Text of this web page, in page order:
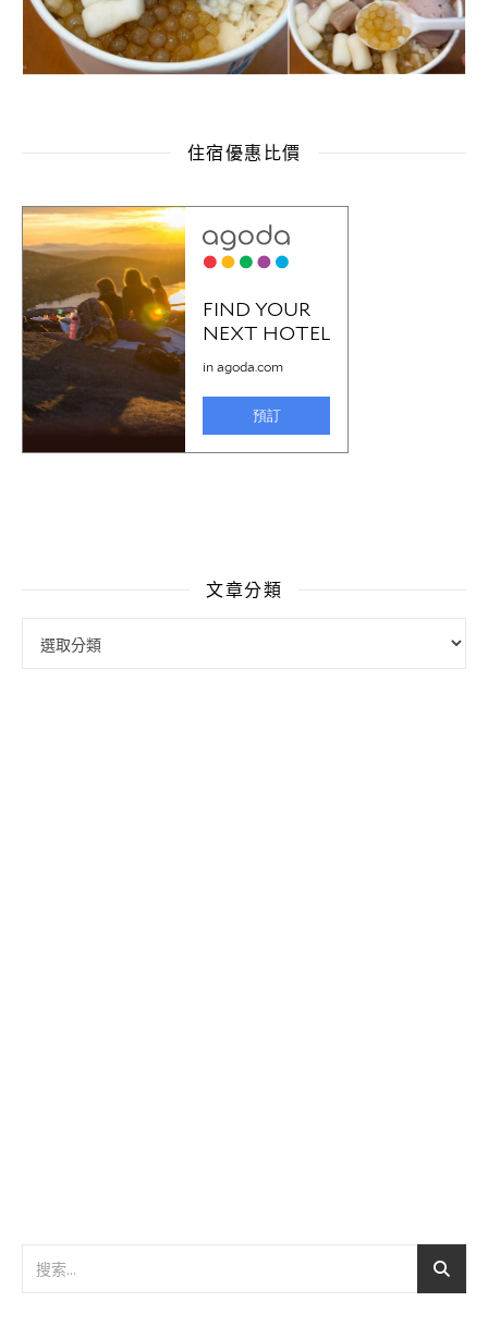
住宿優惠比價
文章分類